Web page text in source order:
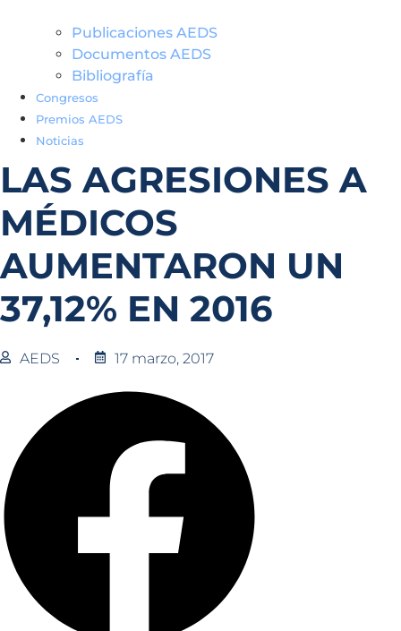
Publicaciones AEDS
Documentos AEDS
Bibliografía
Congresos
Premios AEDS
Noticias
LAS AGRESIONES A
MÉDICOS
AUMENTARON UN
37,12% EN 2016
AEDS 17 marzo, 2017